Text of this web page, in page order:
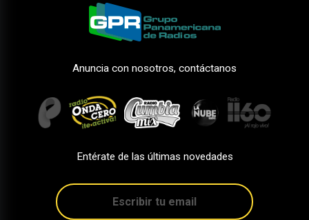
Anuncia con nosotros, contáctanos
Entérate de las últimas novedades